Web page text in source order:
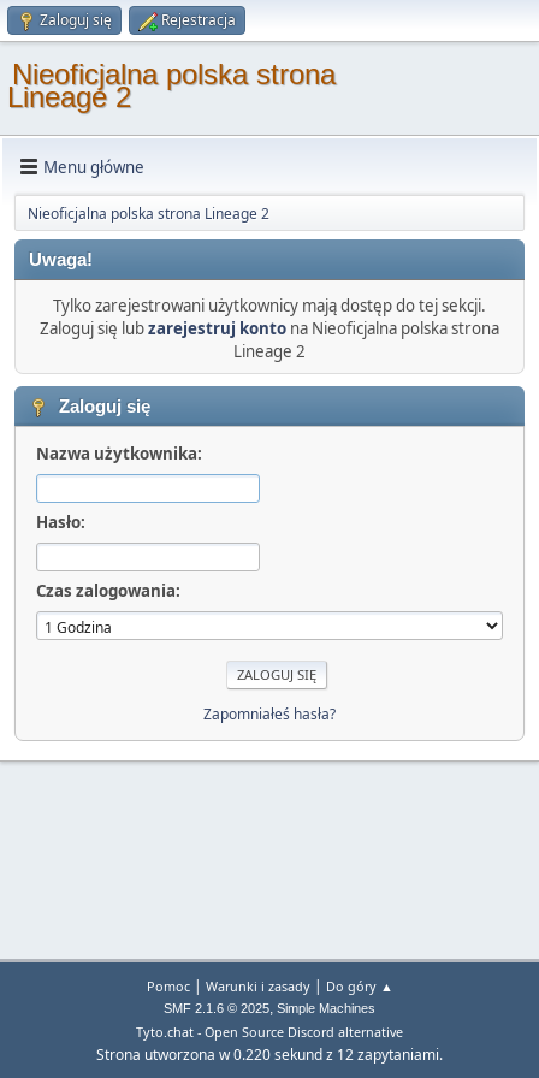
Zaloguj się Rejestracja
Nieoficjalna polska strona
Lineage 2
Menu główne
Nieoficjalna polska strona Lineage 2
Uwaga!
Tylko zarejestrowani użytkownicy mają dostęp do tej sekcji.
Zaloguj się lubzarejestruj konto na Nieoficjalna polska strona
Lineage 2
Zaloguj się
Nazwa użytkownika:
Hasło:
Czas zalogowania:
Zapomniałeś hasła?
Pomoc| Warunki i zasady| Do góry ▲
SMF 2.1.6 © 2025, Simple Machines
Tyto.chat - Open Source Discord alternative
Strona utworzona w 0.220 sekund z 12 zapytaniami.